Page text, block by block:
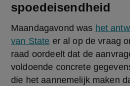
spoedeisendheid
Maandagavond was het
van State er al op de vraag
raad oordeelt dat de
voldoende concrete
die het aannemelijk maken